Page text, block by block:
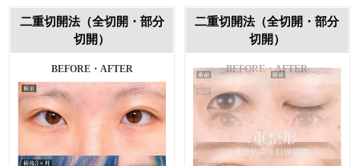
二重切開法（全切開・部分
切開）
BEFORE・AFTER
二重切開法（全切開・部分
切開）